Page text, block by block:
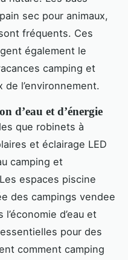
sec pour animaux,
fréquents. Ces
également le
camping et
l’environnement.
d’eau et d’énergie
que robinets à
et éclairage LED
camping et
espaces piscine
des campings vendee
d’eau et
pour des
comment camping